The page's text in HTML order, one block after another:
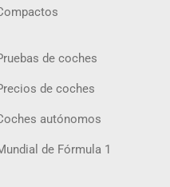
de coches
de coches
autónomos
de Fórmula 1